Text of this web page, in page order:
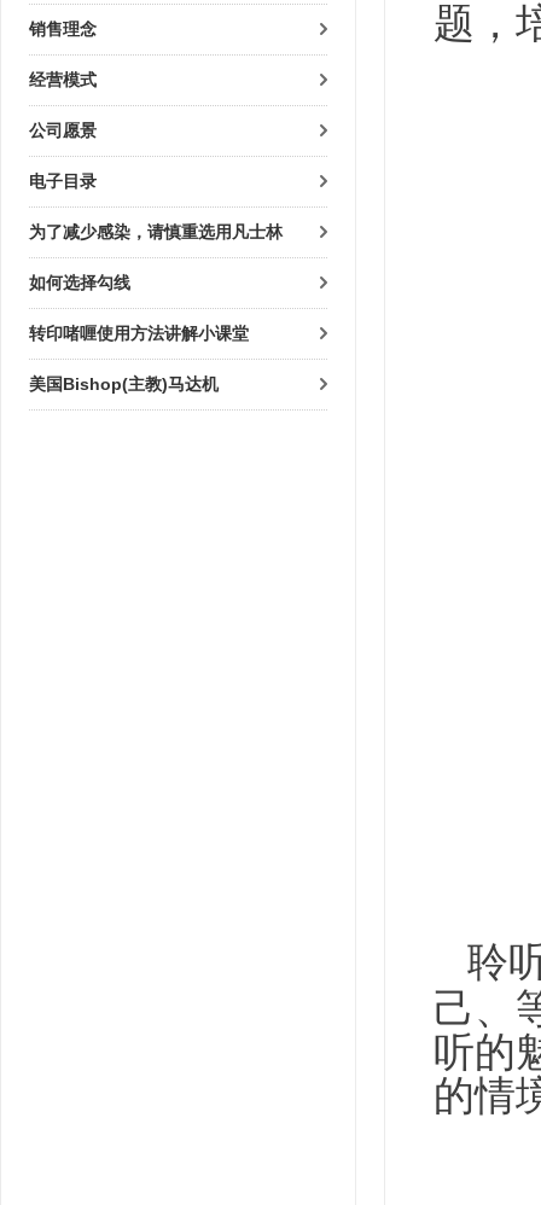
销售理念
经营模式
公司愿景
电子目录
为了减少感染，请慎重选用凡士林
如何选择勾线
转印啫喱使用方法讲解小课堂
美国Bishop(主教)马达机
题，
聆
己、
听的
的情